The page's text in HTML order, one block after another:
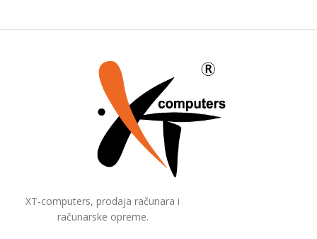
XT-computers, prodaja računara i
računarske opreme.